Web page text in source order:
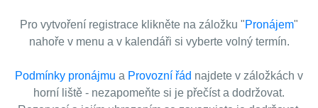
Pro vytvoření registrace klikněte na záložku "Pronájem"
nahoře v menu a v kalendáři si vyberte volný termín.
Podmínky pronájmu a Provozní řád najdete v záložkách v
horní liště - nezapomeňte si je přečíst a dodržovat.